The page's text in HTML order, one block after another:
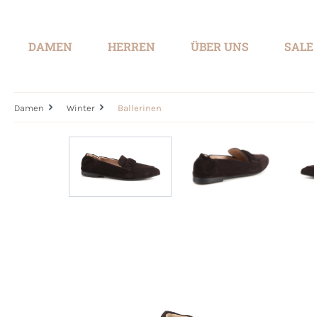
DAMEN HERREN ÜBER UNS SALE
Damen Winter Ballerinen